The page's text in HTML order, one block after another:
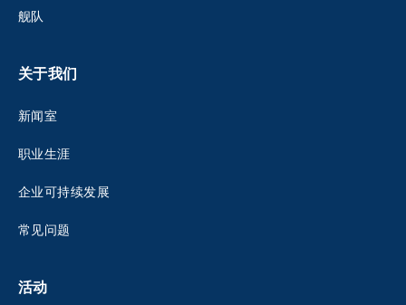
舰队
关于我们
新闻室
职业生涯
企业可持续发展
常见问题
活动